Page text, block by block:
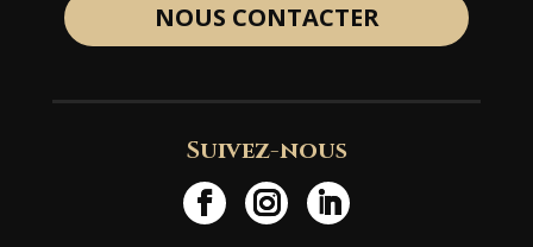
NOUS CONTACTER
Suivez-nous